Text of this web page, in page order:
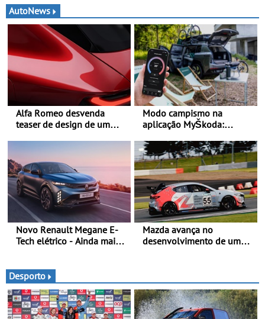
AutoNews
Alfa Romeo desvenda
teaser de design de um
C - Apresentado
oficialmente no quarto
trimestre de 2027
Modo campismo na
aplicação MyŠkoda:
veículos elétricos
Novo Renault Megane E-
Tech elétrico - Ainda mais
Mazda avança no
desenvolvimento de um
do armazenamento de CO₂
em testes da Super Taikyu
Series
Desporto